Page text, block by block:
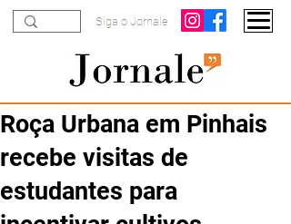
Siga o Jornale
Roça Urbana em Pinhais
recebe visitas de
estudantes para